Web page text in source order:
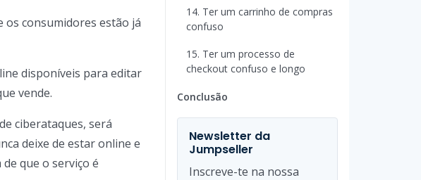
os consumidores estão já
disponíveis para editar
vende.
ciberataques, será
deixe de estar online e
que o serviço é
14. Ter um carrinho de compras
confuso
15. Ter um processo de
checkout confuso e longo
Conclusão
Newsletter da
Jumpseller
Inscreve-te na nossa